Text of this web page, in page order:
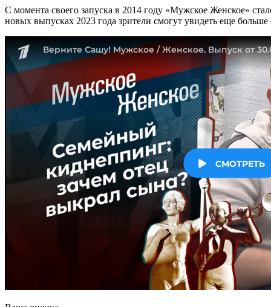
С момента своего запуска в 2014 году «Мужское Женское»
новых выпусках 2023 года зрители смогут увидеть еще